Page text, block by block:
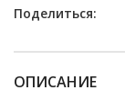
Поделиться:
ОПИСАНИЕ